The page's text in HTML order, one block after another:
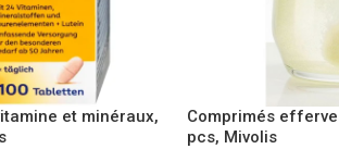
et minéraux,
Comprimés
pcs, Mivolis